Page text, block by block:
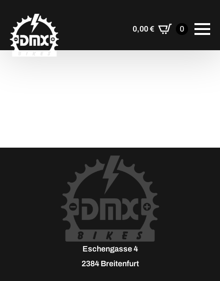
0,00€ 0
Eschengasse 4
2384 Breitenfurt